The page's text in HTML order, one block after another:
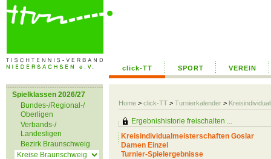
click-TT SPORT VEREIN
Home > click-TT > Turnierkalender >
Spielklassen 2026/27
Bundes-/Regional-/
Oberligen
Verbands-/
Landesligen
Bezirk Braunschweig
Ergebnishistorie freischalten ...
Kreisindividualmeisterschaften Goslar
Damen Einzel
Turnier-Spielergebnisse